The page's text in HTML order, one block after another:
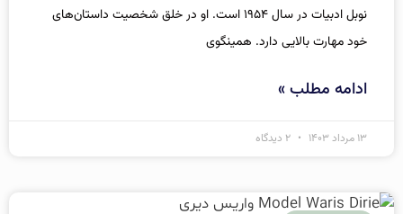
نوبل ادبیات در سال ۱۹۵۴ است. او در خلق شخصیت‌ داستان‌های
خود مهارت بالایی دارد. همینگوی
ادامه مطلب »
۱۳ مرداد ۱۴۰۳